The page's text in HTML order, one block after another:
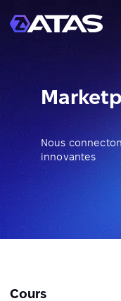
Nous
innovantes
Cours